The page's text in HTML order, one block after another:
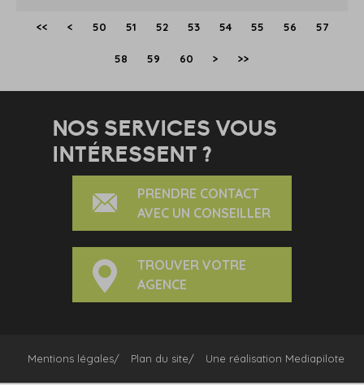
<< < 50 51 52 53 54 55 56 57
58 59 60 > >>
NOS SERVICES VOUS
INTÉRESSENT ?
PRENDRE CONTACT
AVEC UN CONSEILLER
TROUVER VOTRE
AGENCE
Mentions légales Plan du site Une réalisation Mediapilote